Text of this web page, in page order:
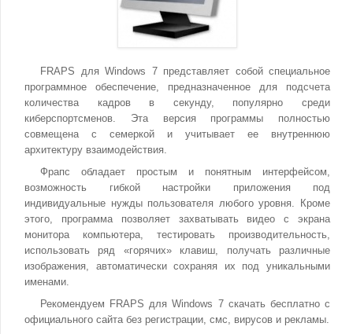
FRAPS для Windows 7 представляет собой специальное
программное обеспечение, предназначенное для подсчета
количества кадров в секунду, популярно среди
киберспортсменов. Эта версия программы полностью
совмещена с семеркой и учитывает ее внутреннюю
архитектуру взаимодействия.
Фрапс обладает простым и понятным интерфейсом,
возможность гибкой настройки приложения под
индивидуальные нужды пользователя любого уровня. Кроме
этого, программа позволяет захватывать видео с экрана
монитора компьютера, тестировать производительность,
использовать ряд «горячих» клавиш, получать различные
изображения, автоматически сохраняя их под уникальными
именами.
Рекомендуем FRAPS для Windows 7 скачать бесплатно с
официального сайта без регистрации, смс, вирусов и рекламы.